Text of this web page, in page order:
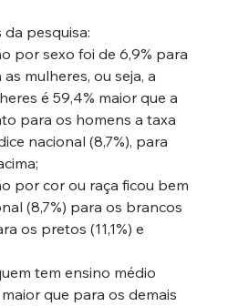
pesquisa:
por sexo foi de 6,9% para
mulheres, ou seja, a
é 59,4% maior que a
para os homens a taxa
nacional (8,7%), para
por cor ou raça ficou bem
(8,7%) para os brancos
os pretos (11,1%) e
tem ensino médio
que para os demais